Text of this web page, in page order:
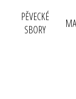
PĚVECKÉ
SBORY